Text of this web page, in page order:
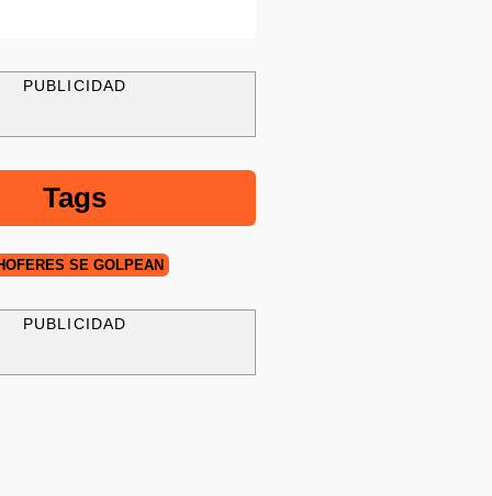
PUBLICIDAD
Tags
SE GOLPEAN
PUBLICIDAD